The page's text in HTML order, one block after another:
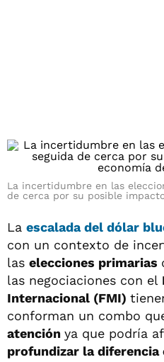
La incertidumbre en las
de cerca por su posible
La escalada del dólar
con un contexto de
las elecciones primarias
las negociaciones con el
Internacional (FMI)
conforman un combo
atención ya que podría
profundizar la diferencia